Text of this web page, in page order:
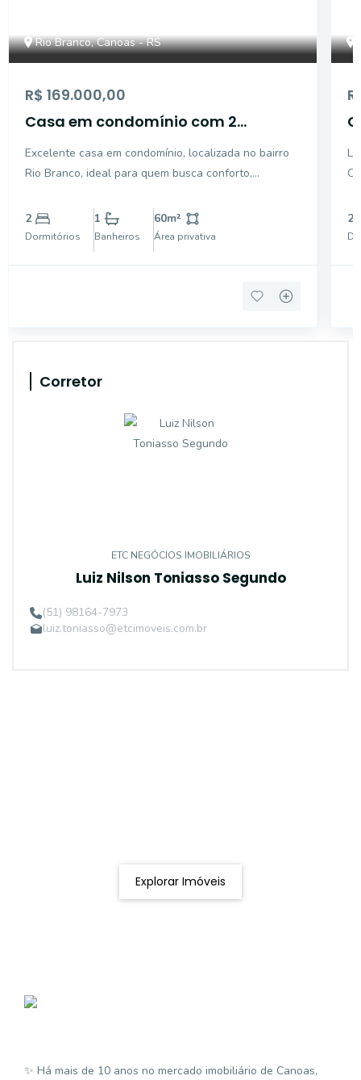
Rio Branco, Canoas - RS
R$ 169.000,00
Casa em condomínio com 2
Excelente casa em condomínio, localizada no bairro
Rio Branco, ideal para quem busca conforto,
dormitórios, sala aconchegante, cozinha funcional,
banheiro, área de serviço e 1 vaga de garagem
coberta. O con
2
Dormitórios
1
Banheiros
60m²
Área privativa
2
2
Corretor
ETC NEGÓCIOS IMOBILIÁRIOS
Luiz Nilson Toniasso Segundo
(51) 98164-7973
luiz.toniasso@etcimoveis.com.br
Explorar Imóveis
✨ Há mais de 10 anos no mercado imobiliário de Canoas,